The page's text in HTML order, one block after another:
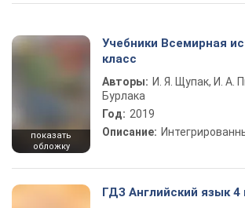
показать
обложку
Учебники Всемирная
класс
Авторы: И. Я. Щупак, И. А.
Бурлака
Год: 2019
Описание:
ГДЗ Английский язык 4